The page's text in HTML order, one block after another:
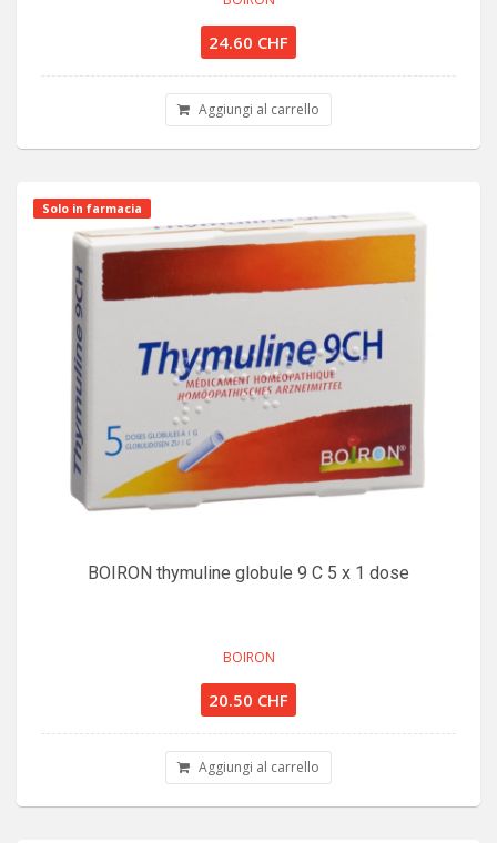
24.60 CHF
Aggiungi al carrello
Solo in farmacia
BOIRON thymuline globule 9 C 5 x 1 dose
BOIRON
20.50 CHF
Aggiungi al carrello